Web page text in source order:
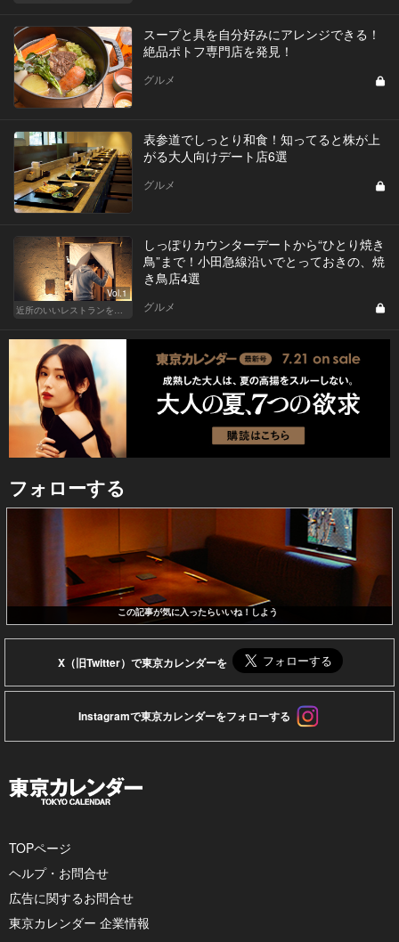
スープと具を自分好みにアレンジできる！
絶品ポトフ専門店を発見！
グルメ
表参道でしっとり和食！知ってると株が上
がる大人向けデート店6選
グルメ
Vol.1
しっぽりカウンターデートから“ひとり焼き
鳥”まで！小田急線沿いでとっておきの、焼
き鳥店4選
グルメ
フォローする
この記事が気に入ったらいいね！しよう
X（旧Twitter）で東京カレンダーを
Instagramで東京カレンダーをフォローする
TOPページ
ヘルプ・お問合せ
広告に関するお問合せ
東京カレンダー 企業情報